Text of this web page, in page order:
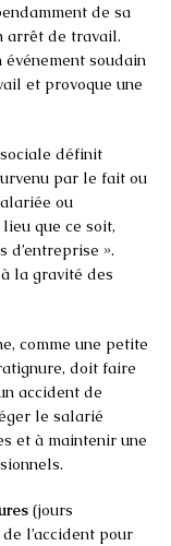
de sa
arrêt de travail.
événement soudain
et provoque une
définit
par le fait ou
ou
que ce soit,
d’entreprise ».
la gravité des
comme une petite
doit faire
accident de
le salarié
et à maintenir une
(jours
l’accident pour